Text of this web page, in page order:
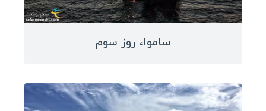
انگلیسی در سفر
سفرنامه نویسان ایرانی
مکزیک
ساموا، روز سوم